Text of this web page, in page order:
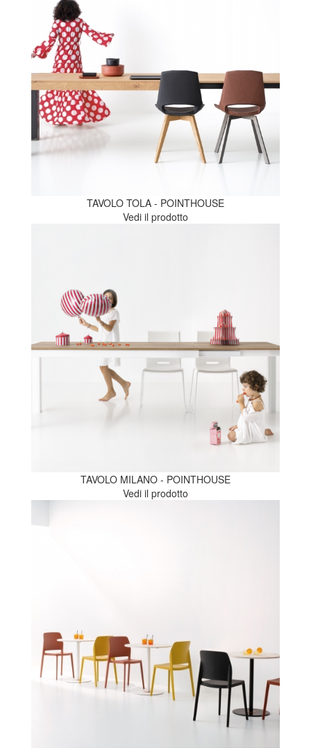
TAVOLO TOLA - POINTHOUSE
Vedi il prodotto
TAVOLO MILANO - POINTHOUSE
Vedi il prodotto